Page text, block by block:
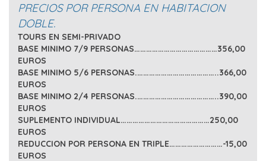
PRECIOS POR PERSONA EN HABITACION
DOBLE.
TOURS EN SEMI-PRIVADO
BASE MINIMO 7/9 PERSONAS……………………………………356,00
EUROS
BASE MINIMO 5/6 PERSONAS.…………………………………..366,00
EUROS
BASE MINIMO 2/4 PERSONAS.…………………………………..390,00
EUROS
SUPLEMENTO INDIVIDUAL………………………………………250,00
EUROS
REDUCCION POR PERSONA EN TRIPLE………………………-15,00
EUROS